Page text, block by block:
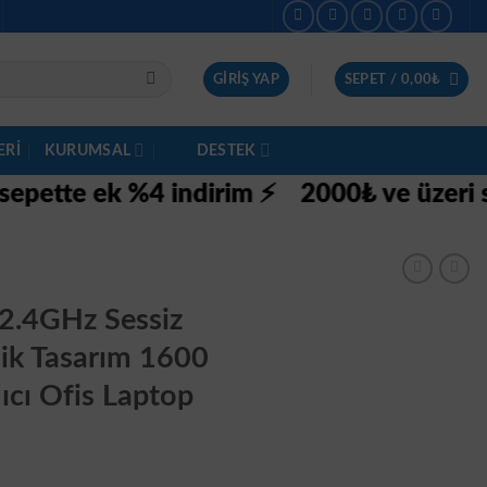
GIRIŞ YAP SEPET / 0,00₺
KURUMSAL DESTEK
%4 indirim ⚡ 2000₺ ve üzeri
Sessiz
Tasarım 1600
Ofis Laptop